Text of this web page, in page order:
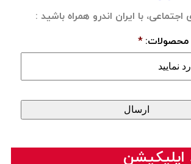
با ایران اندرو همراه باشید :
محصولات: *